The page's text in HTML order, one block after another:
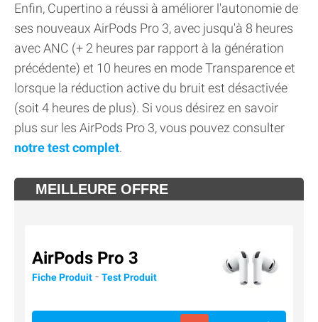
Enfin, Cupertino a réussi à améliorer l'autonomie de
ses nouveaux AirPods Pro 3, avec jusqu'à 8 heures
avec ANC (+ 2 heures par rapport à la génération
précédente) et 10 heures en mode Transparence et
lorsque la réduction active du bruit est désactivée
(soit 4 heures de plus). Si vous désirez en savoir
plus sur les AirPods Pro 3, vous pouvez consulter
notre test complet.
MEILLEURE OFFRE
AirPods Pro 3
Fiche Produit - Test Produit